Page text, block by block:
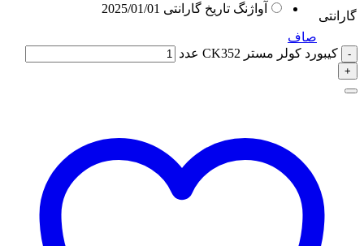
گارانتی
آواژنگ تاریخ گارانتی 2025/01/01
صاف
کیبورد کولر مستر CK352 عدد